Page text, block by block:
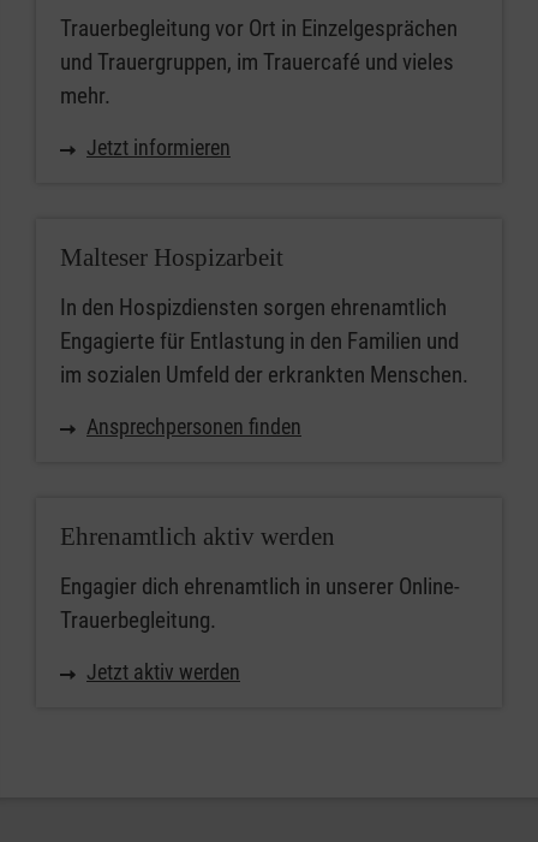
Trauerbegleitung vor Ort in Einzelgesprächen
und Trauergruppen, im Trauercafé und vieles
mehr.
Jetzt informieren
Malteser Hospizarbeit
In den Hospizdiensten sorgen ehrenamtlich
Engagierte für Entlastung in den Familien und
im sozialen Umfeld der erkrankten Menschen.
Ansprechpersonen finden
Ehrenamtlich aktiv werden
Engagier dich ehrenamtlich in unserer Online-
Trauerbegleitung.
Jetzt aktiv werden